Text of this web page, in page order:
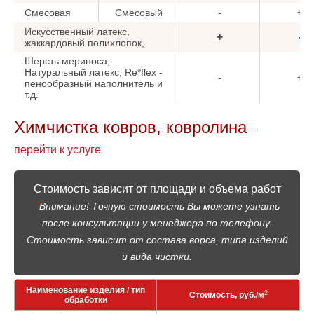
Смесовая Смесовый - +
Искусственный латекс,
жаккардовый полихлопок,
+ -
Шерсть мериноса,
Натуральный латекс, Re*flex -
пенообразный наполнитель и
т.д.
- +
Химчистка ковров, ковролина–
перейти к услуге
Стоимость зависит от площади и объема работ
*Внимание! Точную стоимость Вы можете узнать
после консультации у менеджера по телефону.
Стоимость зависит от состава ворса, типа изделий
и вида чистки.
Наименование изделия / тип
обработки
Стоимость, руб./м2